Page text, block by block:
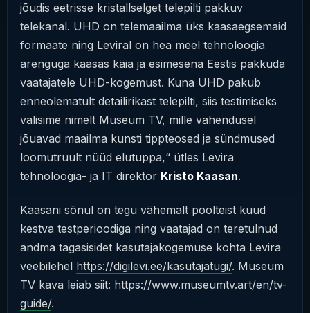
jõudis eetrisse kristallselget telepilti pakkuv
telekanal. UHD on telemaailma üks kaasaegsemaid
formaate ning Leviral on hea meel tehnoloogia
arenguga kaasas käia ja esimesena Eestis pakkuda
vaatajatele UHD-kogemust. Kuna UHD pakub
enneolematult detailirikast telepilti, siis testimiseks
valisime nimelt Museum TV, mille vahendusel
jõuavad maailma kunsti tippteosed ja sündmused
loomutruult nüüd elutuppa,“ ütles Levira
tehnoloogia- ja IT direktor Kristo Kaasan.
Kaasani sõnul on tegu vähemalt poolteist kuud
kestva testperioodiga ning vaatajad on teretulnud
andma tagasisidet kasutajakogemuse kohta Levira
veebilehel https://digilevi.ee/kasutajatugi/. Museum
TV kava leiab siit: https://www.museumtv.art/en/tv-
guide/.